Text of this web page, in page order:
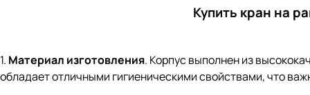
Купить кран на
1. Материал изготовления. Корпус выполнен из
обладает отличными гигиеническими свойствами, что